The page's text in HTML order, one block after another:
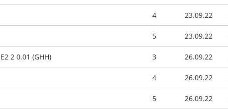
4 23.09.22
5 23.09.22
E2 2 0.01 (GHH) 3 26.09.22
4 26.09.22
5 26.09.22